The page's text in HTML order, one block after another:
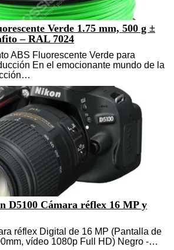
Verde 1.75 mm, 500 g ±
– RAL 7024
ABS Fluorescente Verde para
En el emocionante mundo de la
D5100 Cámara réflex 16 MP y
réflex Digital de 16 MP (Pantalla de
vídeo 1080p Full HD) Negro -…